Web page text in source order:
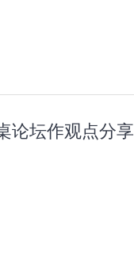
论坛作观点分享